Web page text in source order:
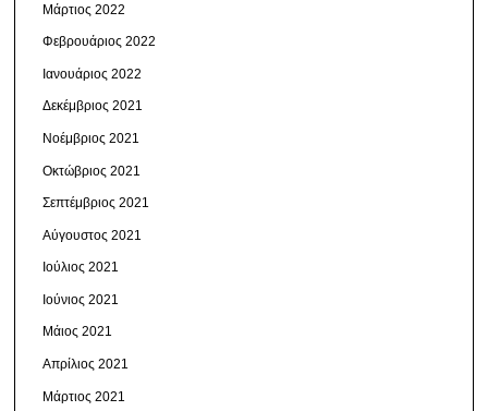
Μάρτιος 2022
Φεβρουάριος 2022
Ιανουάριος 2022
Δεκέμβριος 2021
Νοέμβριος 2021
Οκτώβριος 2021
Σεπτέμβριος 2021
Αύγουστος 2021
Ιούλιος 2021
Ιούνιος 2021
Μάιος 2021
Απρίλιος 2021
Μάρτιος 2021